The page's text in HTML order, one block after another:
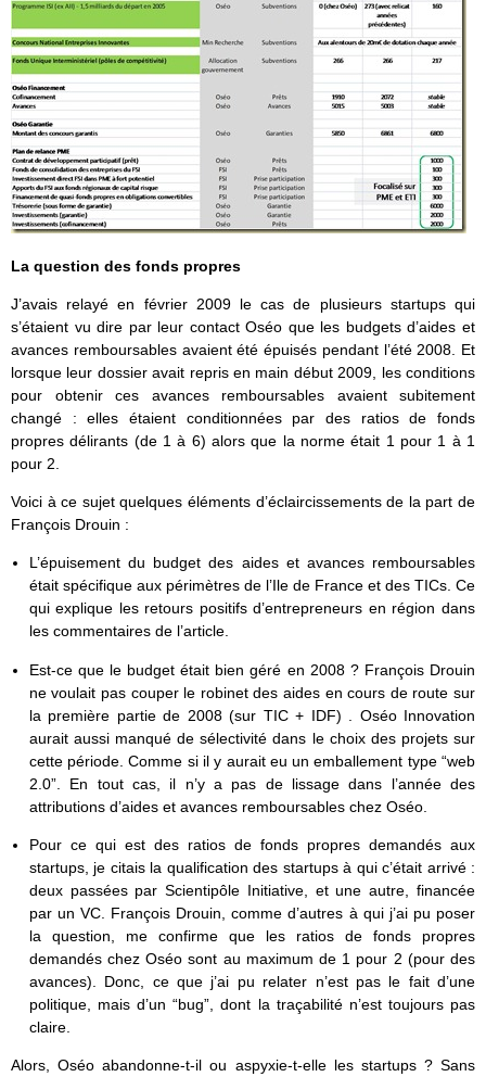
La question des fonds propres
J’avais relayé en février 2009 le cas de plusieurs startups qui
s’étaient vu dire par leur contact Oséo que les budgets d’aides et
avances remboursables avaient été épuisés pendant l’été 2008. Et
lorsque leur dossier avait repris en main début 2009, les conditions
pour obtenir ces avances remboursables avaient subitement
changé : elles étaient conditionnées par des ratios de fonds
propres délirants (de 1 à 6) alors que la norme était 1 pour 1 à 1
pour 2.
Voici à ce sujet quelques éléments d’éclaircissements de la part de
François Drouin :
L’épuisement du budget des aides et avances remboursables
était spécifique aux périmètres de l’Ile de France et des TICs. Ce
qui explique les retours positifs d’entrepreneurs en région dans
les commentaires de l’article.
Est-ce que le budget était bien géré en 2008 ? François Drouin
ne voulait pas couper le robinet des aides en cours de route sur
la première partie de 2008 (sur TIC + IDF) . Oséo Innovation
aurait aussi manqué de sélectivité dans le choix des projets sur
cette période. Comme si il y aurait eu un emballement type “web
2.0”. En tout cas, il n’y a pas de lissage dans l’année des
attributions d’aides et avances remboursables chez Oséo.
Pour ce qui est des ratios de fonds propres demandés aux
startups, je citais la qualification des startups à qui c’était arrivé :
deux passées par Scientipôle Initiative, et une autre, financée
par un VC. François Drouin, comme d’autres à qui j’ai pu poser
la question, me confirme que les ratios de fonds propres
demandés chez Oséo sont au maximum de 1 pour 2 (pour des
avances). Donc, ce que j’ai pu relater n’est pas le fait d’une
politique, mais d’un “bug”, dont la traçabilité n’est toujours pas
claire.
Alors, Oséo abandonne-t-il ou aspyxie-t-elle les startups ? Sans